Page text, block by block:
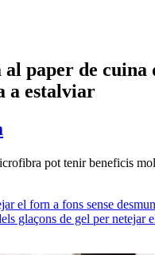
paper de cuina
a estalviar
pot tenir beneficis
el forn a fons sense
glaçons de gel per netejar